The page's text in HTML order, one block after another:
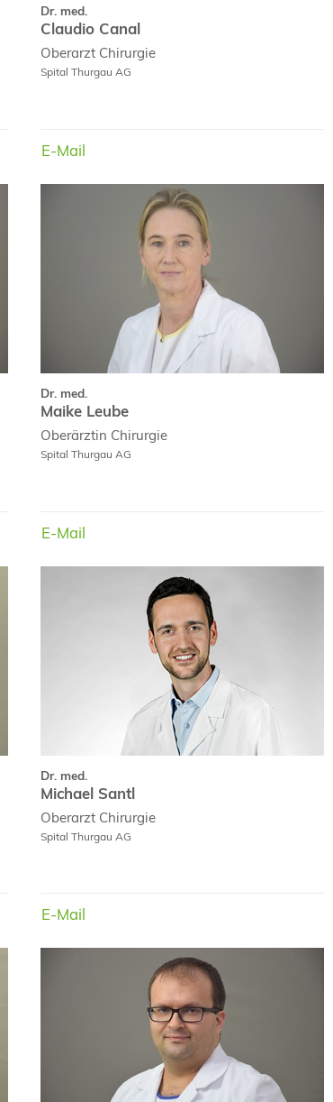
Dr. med.
Claudio Canal
Oberarzt Chirurgie
Spital Thurgau AG
E-Mail
Dr. med.
Maike Leube
Oberärztin Chirurgie
Spital Thurgau AG
E-Mail
Dr. med.
Michael Santl
Oberarzt Chirurgie
Spital Thurgau AG
E-Mail
Antanas Virbalis